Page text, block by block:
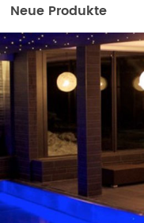
Neue Produkte